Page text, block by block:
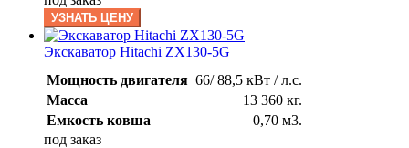
УЗНАТЬ ЦЕНУ
Экскаватор Hitachi ZX130-5G
Мощность двигателя 66/ 88,5 кВт / л.с.
Масса
13 360 кг.
Емкость ковша
0,70 м3.
под заказ